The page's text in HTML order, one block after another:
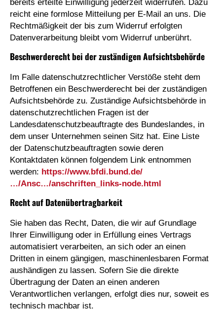
bereits erteilte Einwilligung jederzeit widerrufen. Dazu
reicht eine formlose Mitteilung per E-Mail an uns. Die
Rechtmäßigkeit der bis zum Widerruf erfolgten
Datenverarbeitung bleibt vom Widerruf unberührt.
Beschwerderecht bei der zuständigen Aufsichtsbehörde
Im Falle datenschutzrechtlicher Verstöße steht dem
Betroffenen ein Beschwerderecht bei der zuständigen
Aufsichtsbehörde zu. Zuständige Aufsichtsbehörde in
datenschutzrechtlichen Fragen ist der
Landesdatenschutzbeauftragte des Bundeslandes, in
dem unser Unternehmen seinen Sitz hat. Eine Liste
der Datenschutzbeauftragten sowie deren
Kontaktdaten können folgendem Link entnommen
werden: https://www.bfdi.bund.de/
…/Ansc…/anschriften_links-node.html
Recht auf Datenübertragbarkeit
Sie haben das Recht, Daten, die wir auf Grundlage
Ihrer Einwilligung oder in Erfüllung eines Vertrags
automatisiert verarbeiten, an sich oder an einen
Dritten in einem gängigen, maschinenlesbaren Format
aushändigen zu lassen. Sofern Sie die direkte
Übertragung der Daten an einen anderen
Verantwortlichen verlangen, erfolgt dies nur, soweit es
technisch machbar ist.